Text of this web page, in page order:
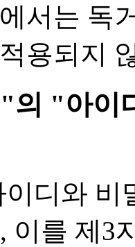
서는 독
용되지
의 "아이
디와 비
이를 제3